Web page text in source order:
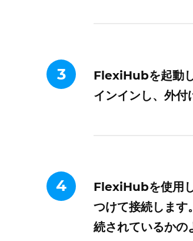
3
FlexiHubを起動
インインし、外付
4
FlexiHubを使用
つけて接続します
続されているかの